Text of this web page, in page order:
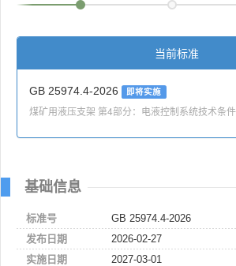
当前标准
GB 25974.4-2026 即将实施
煤矿用液压支架 第4部分：电液控制系统技术条件
基础信息
标准号
GB 25974.4-2026
发布日期
2026-02-27
实施日期
2027-03-01